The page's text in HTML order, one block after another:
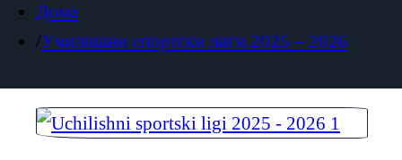
Дома
Училишни спортски лиги 2025 – 2026